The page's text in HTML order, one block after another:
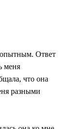
Ответ
меня
что она
разными